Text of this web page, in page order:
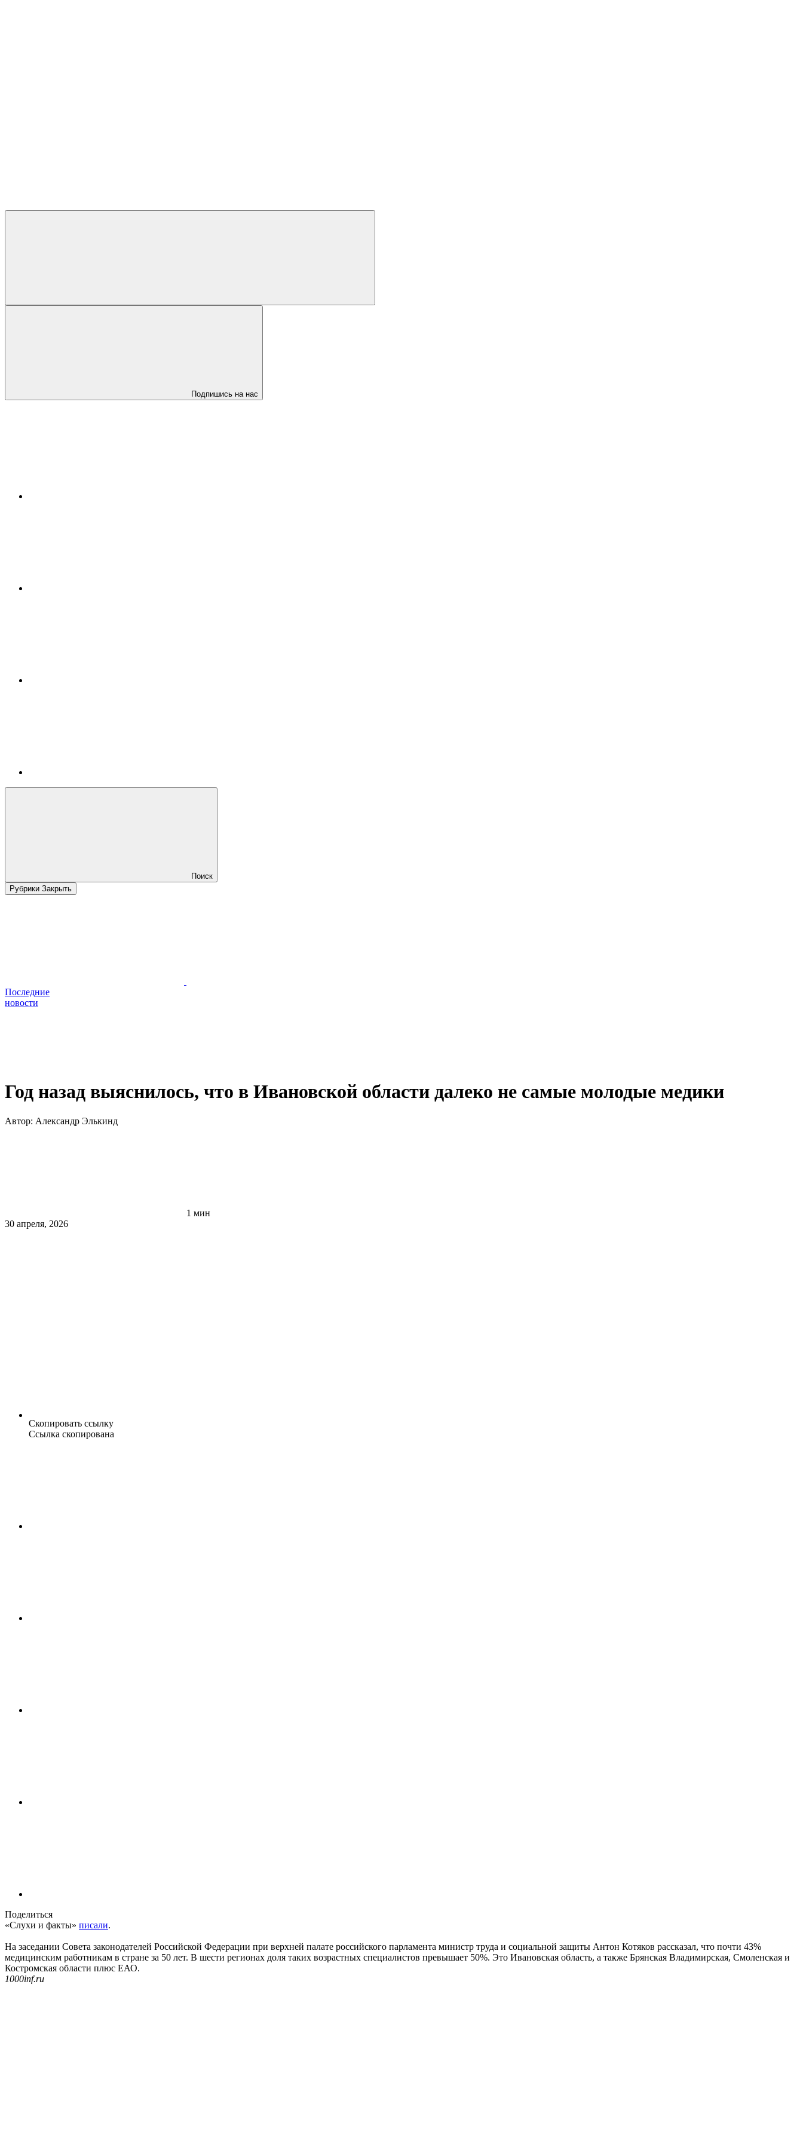
Подпишись на нас
Поиск
Рубрики Закрыть
Последние
новости
Год назад выяснилось, что в Ивановской области далеко не самые молодые медики
Автор: Александр Элькинд
1 мин
30 апреля, 2026
Скопировать ссылку
Ссылка скопирована
Поделиться
«Слухи и факты» писали.
На заседании Совета законодателей Российской Федерации при верхней палате российского парламента министр труда и социальной защиты Антон Котяков рассказал, что почти 43%
медицинским работникам в стране за 50 лет. В шести регионах доля таких возрастных специалистов превышает 50%. Это Ивановская область, а также Брянская Владимирская, Смоленская и
Костромская области плюс ЕАО.
1000inf.ru